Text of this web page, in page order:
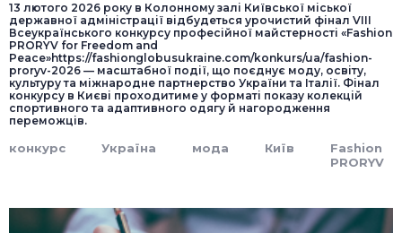
13 лютого 2026 року в Колонному залі Київської міської
державної адміністрації відбудеться урочистий фінал VIII
Всеукраїнського конкурсу професійної майстерності «Fashion
PRORYV for Freedom and
Peace»https://fashionglobusukraine.com/konkurs/ua/fashion-
proryv-2026 — масштабної події, що поєднує моду, освіту,
культуру та міжнародне партнерство України та Італії. Фінал
конкурсу в Києві проходитиме у форматі показу колекцій
спортивного та адаптивного одягу й нагородження
переможців.
конкурс Україна мода Київ
Fashion
PRORYV